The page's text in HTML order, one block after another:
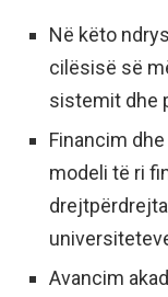
Në këto
cilësisë së
sistemit dhe
Financim
modeli të ri
Avancim